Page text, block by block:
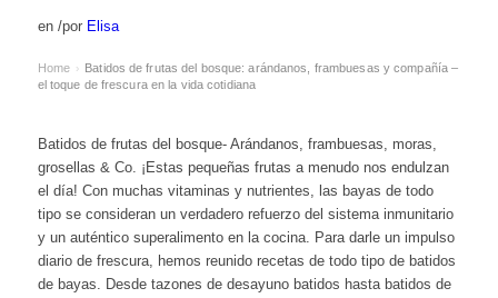
en /por Elisa
Home › Batidos de frutas del bosque: arándanos, frambuesas y compañía –
el toque de frescura en la vida cotidiana
Batidos de frutas del bosque- Arándanos, frambuesas, moras,
grosellas & Co. ¡Estas pequeñas frutas a menudo nos endulzan
el día! Con muchas vitaminas y nutrientes, las bayas de todo
tipo se consideran un verdadero refuerzo del sistema inmunitario
y un auténtico superalimento en la cocina. Para darle un impulso
diario de frescura, hemos reunido recetas de todo tipo de batidos
de bayas. Desde tazones de desayuno batidos hasta batidos de